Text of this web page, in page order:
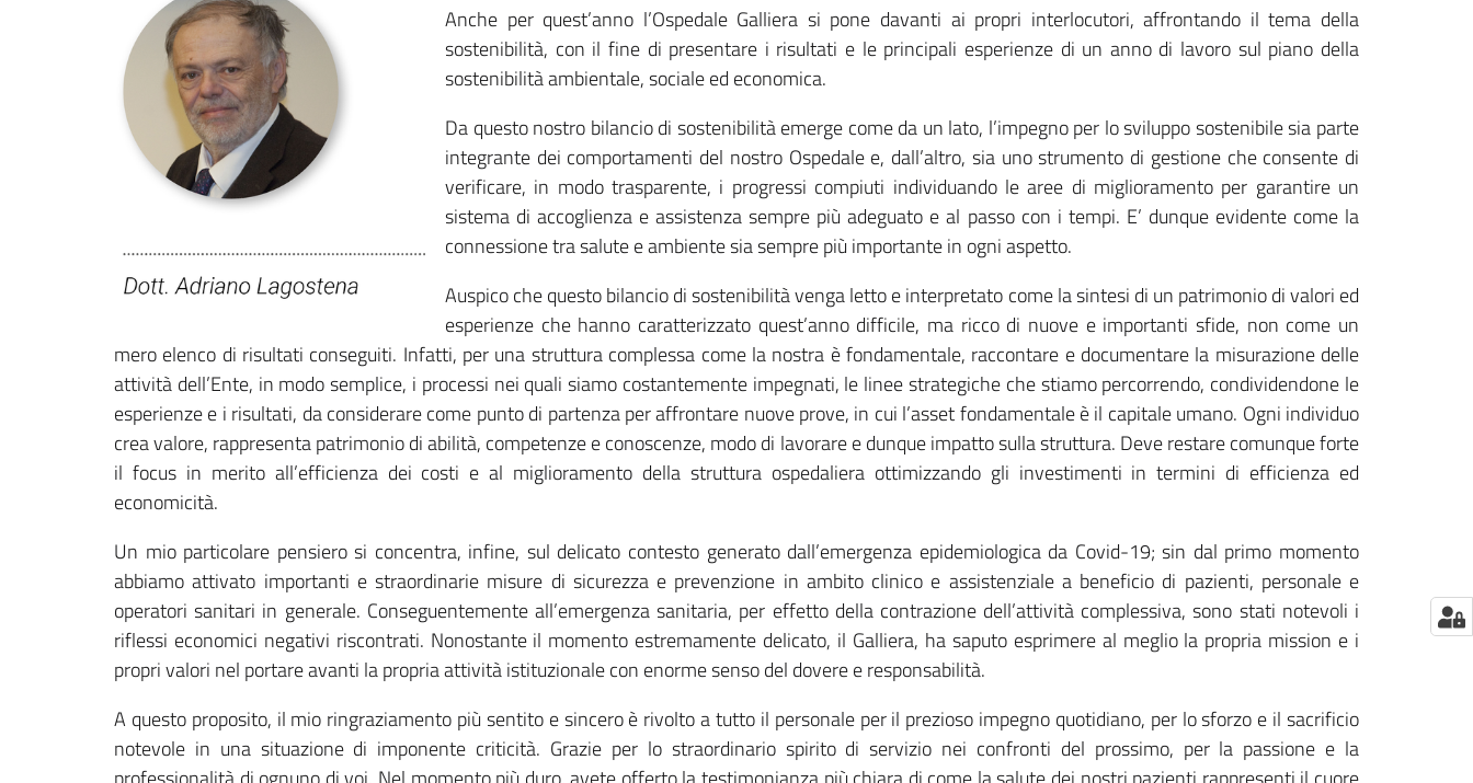
Anche per quest’anno l’Ospedale Galliera si pone davanti ai propri interlocutori, affrontando il tema della
sostenibilità, con il fine di presentare i risultati e le principali esperienze di un anno di lavoro sul piano della
sostenibilità ambientale, sociale ed economica.
Da questo nostro bilancio di sostenibilità emerge come da un lato, l’impegno per lo sviluppo sostenibile sia parte
integrante dei comportamenti del nostro Ospedale e, dall’altro, sia uno strumento di gestione che consente di
verificare, in modo trasparente, i progressi compiuti individuando le aree di miglioramento per garantire un
sistema di accoglienza e assistenza sempre più adeguato e al passo con i tempi. E’ dunque evidente come la
connessione tra salute e ambiente sia sempre più importante in ogni aspetto.
Auspico che questo bilancio di sostenibilità venga letto e interpretato come la sintesi di un patrimonio di valori ed
esperienze che hanno caratterizzato quest’anno difficile, ma ricco di nuove e importanti sfide, non come un
mero elenco di risultati conseguiti. Infatti, per una struttura complessa come la nostra è fondamentale, raccontare e documentare la misurazione delle
attività dell’Ente, in modo semplice, i processi nei quali siamo costantemente impegnati, le linee strategiche che stiamo percorrendo, condividendone le
esperienze e i risultati, da considerare come punto di partenza per affrontare nuove prove, in cui l’asset fondamentale è il capitale umano. Ogni individuo
crea valore, rappresenta patrimonio di abilità, competenze e conoscenze, modo di lavorare e dunque impatto sulla struttura. Deve restare comunque forte
il focus in merito all’efficienza dei costi e al miglioramento della struttura ospedaliera ottimizzando gli investimenti in termini di efficienza ed
economicità.
Un mio particolare pensiero si concentra, infine, sul delicato contesto generato dall’emergenza epidemiologica da Covid-19; sin dal primo momento
abbiamo attivato importanti e straordinarie misure di sicurezza e prevenzione in ambito clinico e assistenziale a beneficio di pazienti, personale e
operatori sanitari in generale. Conseguentemente all’emergenza sanitaria, per effetto della contrazione dell’attività complessiva, sono stati notevoli i
riflessi economici negativi riscontrati. Nonostante il momento estremamente delicato, il Galliera, ha saputo esprimere al meglio la propria mission e i
propri valori nel portare avanti la propria attività istituzionale con enorme senso del dovere e responsabilità.
A questo proposito, il mio ringraziamento più sentito e sincero è rivolto a tutto il personale per il prezioso impegno quotidiano, per lo sforzo e il sacrificio
notevole in una situazione di imponente criticità. Grazie per lo straordinario spirito di servizio nei confronti del prossimo, per la passione e la